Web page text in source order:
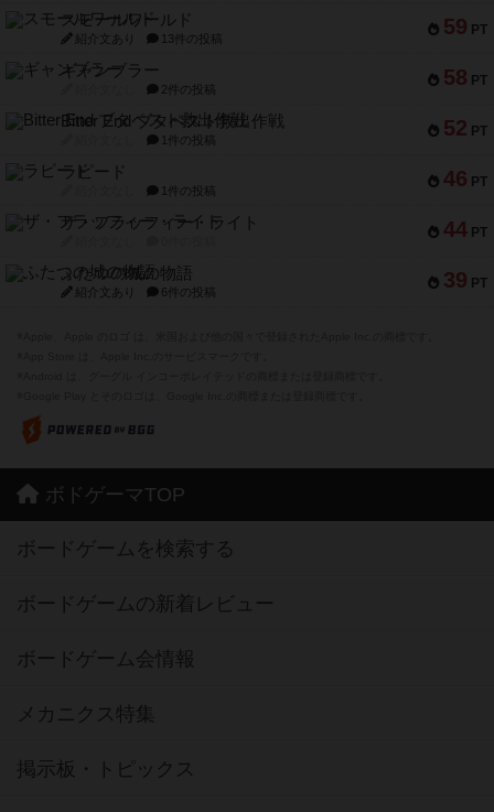
59 PT
スモールワールド
紹介文あり 13件の投稿
58 PT
ギャンブラー
2件の投稿
52 PT
Bitter End ブタペスト救出作戦
1件の投稿
46 PT
ラピード
1件の投稿
44 PT
ザ・フラッフィー・ライト
39 PT
ふたつの城の物語
紹介文あり 6件の投稿
ボドゲーマTOP
ボードゲームを検索する
ボードゲームの新着レビュー
ボードゲーム会情報
メカニクス特集
掲示板・トピックス